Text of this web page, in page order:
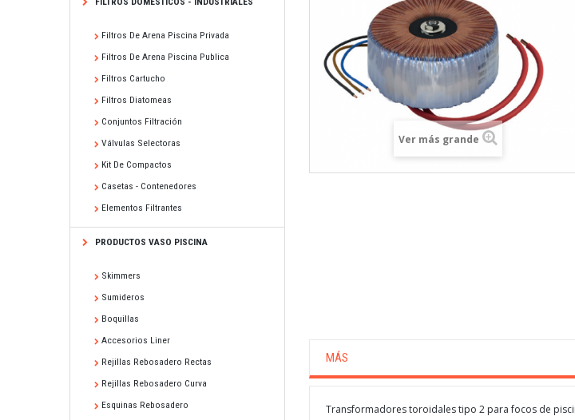
Filtros De Arena Piscina Privada
Filtros De Arena Piscina Publica
Filtros Cartucho
Filtros Diatomeas
Conjuntos Filtración
Válvulas Selectoras
Kit De Compactos
Casetas - Contenedores
Elementos Filtrantes
PRODUCTOS VASO PISCINA
Skimmers
Sumideros
Boquillas
Accesorios Liner
Rejillas Rebosadero Rectas
Rejillas Rebosadero Curva
Esquinas Rebosadero
Ver más grande
MÁS
Transformadores toroidales tipo 2 para focos de